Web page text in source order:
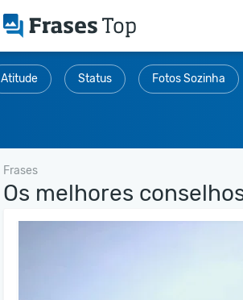
Atitude Status Fotos Sozinha
Frases
Os melhores